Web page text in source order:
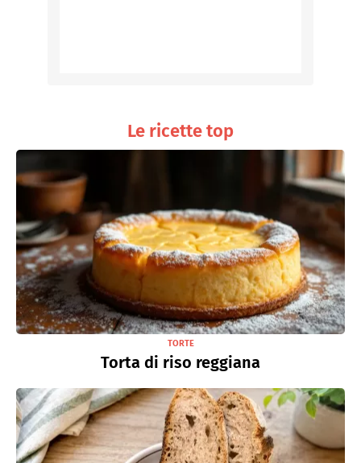
Le ricette top
TORTE
Torta di riso reggiana